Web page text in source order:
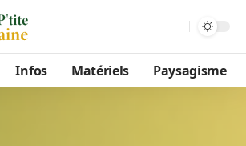
Infos Matériels Paysagisme